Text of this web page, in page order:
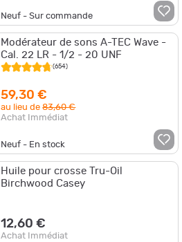
Neuf - Sur commande
Modérateur de sons A-TEC Wave -
Cal. 22 LR - 1/2 - 20 UNF
(654)
59,30 €
au lieu de83,60 €
Achat Immédiat
Neuf - En stock
Huile pour crosse Tru-Oil
Birchwood Casey
12,60 €
Achat Immédiat